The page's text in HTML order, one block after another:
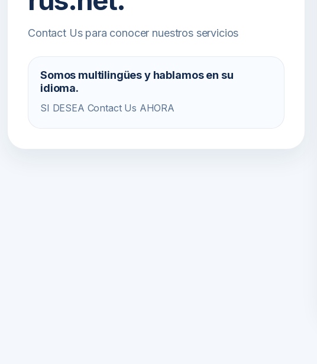
Contact Us para conocer nuestros servicios
Somos multilingües y hablamos en su
idioma.
SI DESEA Contact Us AHORA